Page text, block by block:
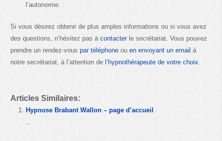
l’autonomie.
Si vous désirez obtenir de plus amples informations ou si vous avez
des questions, n’hésitez pas àcontacterle secrétariat. Vous pouvez
prendre un rendez-vouspar téléphone ouen envoyant un email à
notre secrétariat, à l’attention del’hypnothérapeute de votre choix
Articles Similaires:
Hypnose Brabant Wallon – page d’accueil